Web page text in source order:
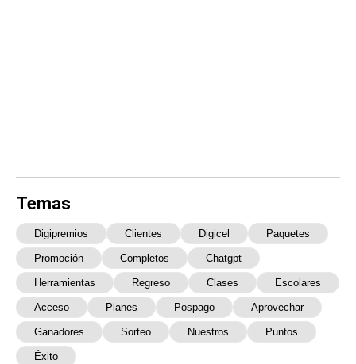
Temas
Digipremios Clientes Digicel Paquetes
Promoción Completos Chatgpt
Herramientas Regreso Clases Escolares
Acceso Planes Pospago Aprovechar
Ganadores Sorteo Nuestros Puntos
Éxito